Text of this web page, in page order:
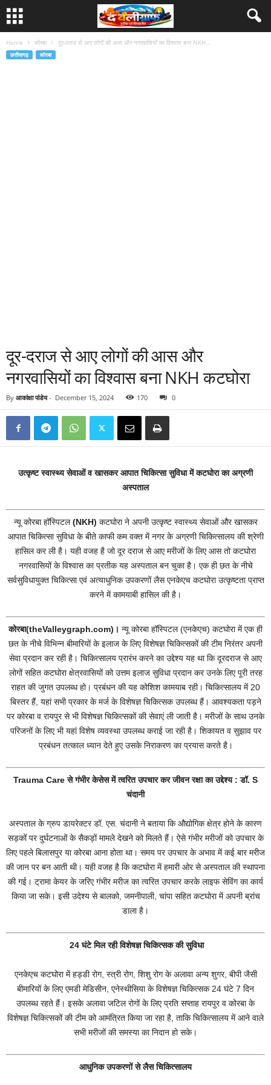
Home कोरबा दूर-दराज से आए लोगों की आस और नगरवासियों का विश्वास बना NKH...
छत्तीसगढ़ कोरबा
दूर-दराज से आए लोगों की आस और
नगरवासियों का विश्वास बना NKH कटघोरा
By आकांक्षा पांडेय- December 15, 2024 170 0
उत्कृष्ट स्वास्थ्य सेवाओं व खासकर आपात चिकित्सा सुविधा में कटघोरा का अग्रणी
अस्पताल
न्यू कोरबा हॉस्पिटल(NKH) कटघोरा ने अपनी उत्कृष्ट स्वास्थ्य सेवाओं और खासकर
आपात चिकित्सा सुविधा के बीते काफी कम वक्त में नगर के अग्रणी चिकित्सालय की श्रेणी
हासिल कर ली है। यही वजह है जो दूर दराज से आए मरीजों के लिए आस तो कटघोरा
नगरवासियों के विश्वास का प्रतीक यह अस्पताल बन चुका है। एक ही छत के नीचे
सर्वसुविधायुक्त चिकित्सा एवं अत्याधुनिक उपकरणों लैस एनकेएच कटघोरा उत्कृष्टता प्राप्त
करने में कामयाबी हासिल की है।
कोरबा(theValleygraph.com)। न्यू कोरबा हॉस्पिटल (एनकेएच) कटघोरा में एक ही
छत के नीचे विभिन्न बीमारियों के इलाज के लिए विशेषज्ञ चिकित्सकों की टीम निरंतर अपनी
सेवा प्रदान कर रही है। चिकित्सालय प्रारंभ करने का उद्देश्य यह था कि दूरदराज से आए
लोगों सहित कटघोरा क्षेत्रवासियों को उत्तम इलाज सुविधा प्रदान कर उनके लिए पूरी तरह
राहत की जुगत उपलब्ध हो। प्रबंधन की यह कोशिश कामयाब रही। चिकित्सालय में 20
बिस्तर हैं, यहां सभी प्रकार के मर्ज के विशेषज्ञ चिकित्सक उपलब्ध हैं। आवश्यकता पड़ने
पर कोरबा व रायपुर से भी विशेषज्ञ चिकित्सकों की सेवाएं ली जाती है। मरीजों के साथ उनके
परिजनों के लिए भी यहां विशेष व्यवस्था उपलब्ध कराई जा रही है। शिकायत व सुझाव पर
प्रबंधन तत्काल ध्यान देते हुए उसके निराकरण का प्रयास करते है।
Trauma Care से गंभीर केसेस में त्वरित उपचार कर जीवन रक्षा का उद्देश्य : डॉ. S
चंदानी
अस्पताल के ग्रुप डायरेक्टर डॉ. एस. चंदानी ने बताया कि औद्योगिक क्षेत्र होने के कारण
सड़कों पर दुर्घटनाओं के सैकड़ों मामले देखने को मिलते हैं। ऐसे गंभीर मरीजों को उपचार के
लिए पहले बिलासपुर या कोरबा आना होता था। समय पर उपचार के अभाव में कई बार मरीज
की जान पर बन आती थी। यही वजह है कि कटघोरा में हमारी ओर से अस्पताल की स्थापना
की गई। ट्रामा केयर के जरिए गंभीर मरीज का त्वरित उपचार करके लाइफ सेविंग का कार्य
किया जा सके। इसी उदेश्य से बालको, जमनीपाली, चांपा सहित कटघोरा में अपनी ब्रांच
डाला है।
24 घंटे मिल रही विशेषज्ञ चिकित्सक की सुविधा
एनकेएच कटघोरा में हड्डी रोग, स्त्री रोग, शिशु रोग के अलावा अन्य शुगर, बीपी जैसी
बीमारियों के लिए एमडी मेडिसीन, एनेस्थीसिया के विशेषज्ञ चिकित्सक 24 घंटे 7 दिन
उपलब्ध रहते हैं। इसके अलावा जटिल रोगों के लिए प्रति सप्ताह रायपुर व कोरबा के
विशेषज्ञ चिकित्सकों की टीम को आमंत्रित किया जा रहा है, ताकि चिकित्सालय में आने वाले
सभी मरीजों की समस्या का निदान हो सके।
आधुनिक उपकरणों से लैस चिकित्सालय